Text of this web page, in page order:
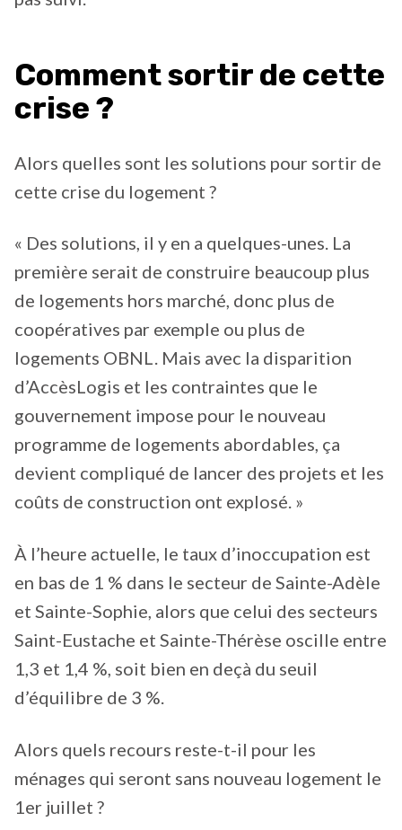
Comment sortir de cette
crise ?
Alors quelles sont les solutions pour sortir de
cette crise du logement ?
« Des solutions, il y en a quelques-unes. La
première serait de construire beaucoup plus
de logements hors marché, donc plus de
coopératives par exemple ou plus de
logements OBNL. Mais avec la disparition
d’AccèsLogis et les contraintes que le
gouvernement impose pour le nouveau
programme de logements abordables, ça
devient compliqué de lancer des projets et les
coûts de construction ont explosé. »
À l’heure actuelle, le taux d’inoccupation est
en bas de 1 % dans le secteur de Sainte-Adèle
et Sainte-Sophie, alors que celui des secteurs
Saint-Eustache et Sainte-Thérèse oscille entre
1,3 et 1,4 %, soit bien en deçà du seuil
d’équilibre de 3 %.
Alors quels recours reste-t-il pour les
ménages qui seront sans nouveau logement le
1er juillet ?